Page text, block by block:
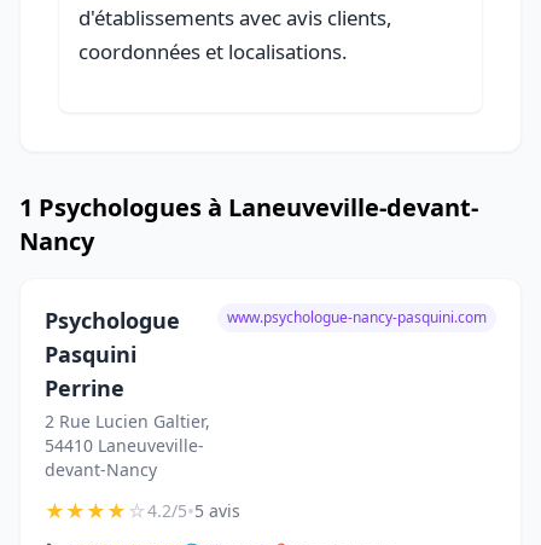
d'établissements avec avis clients,
coordonnées et localisations.
1 Psychologues à Laneuveville-devant-
Nancy
Psychologue
Pasquini
Perrine
2 Rue Lucien Galtier,
54410 Laneuveville-
devant-Nancy
www.psychologue-nancy-pasquini.com
★★★★☆4.2/5•5 avis